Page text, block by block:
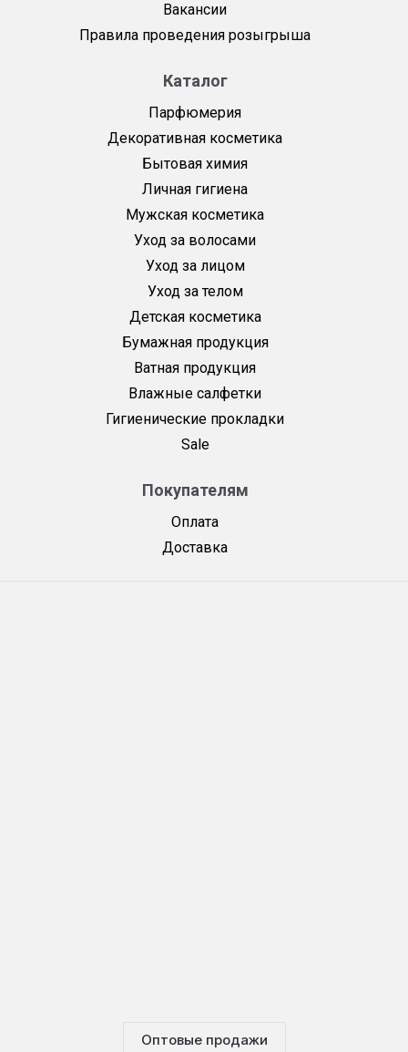
Вакансии
Правила проведения розыгрыша
Каталог
Парфюмерия
Декоративная косметика
Бытовая химия
Личная гигиена
Мужская косметика
Уход за волосами
Уход за лицом
Уход за телом
Детская косметика
Бумажная продукция
Ватная продукция
Влажные салфетки
Гигиенические прокладки
Sale
Покупателям
Оплата
Доставка
Оптовые продажи